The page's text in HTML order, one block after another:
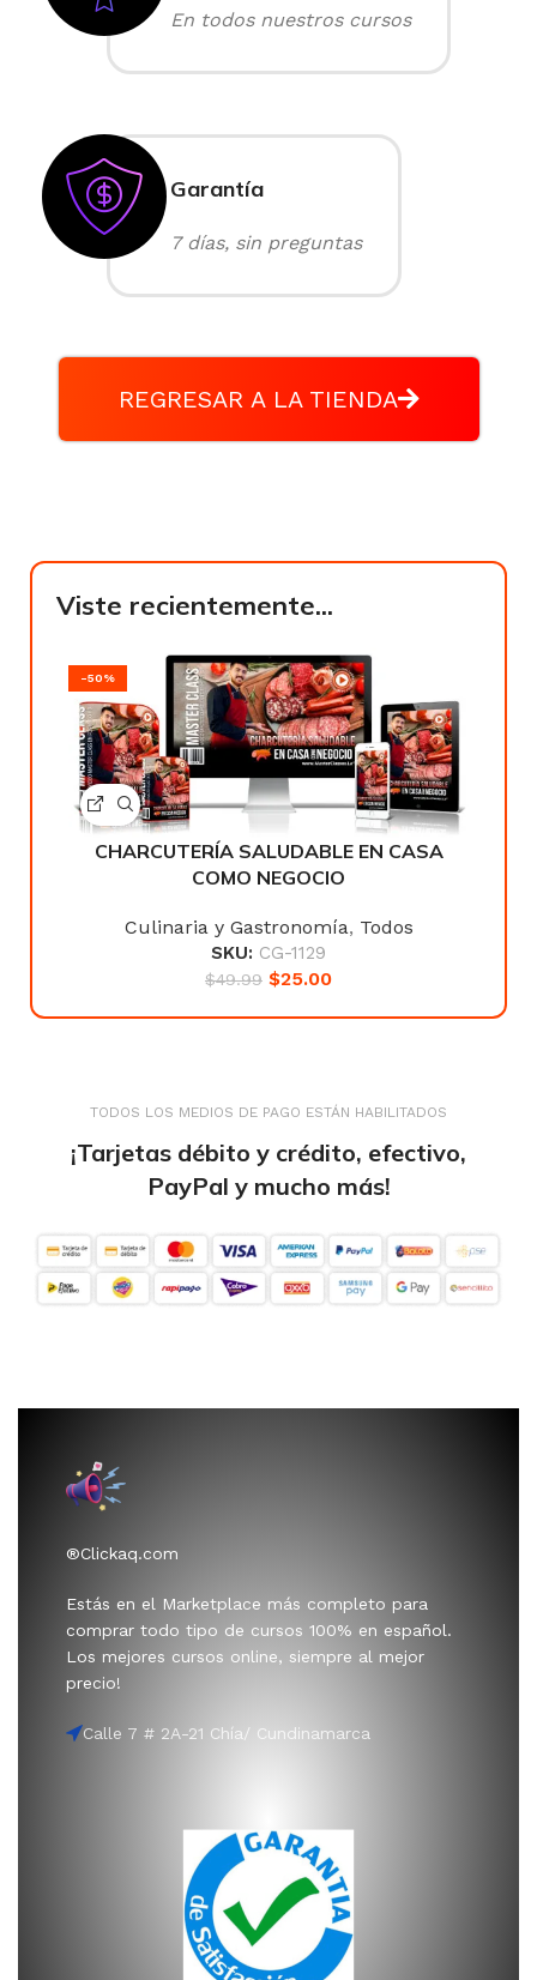
En todos nuestros cursos
Garantía
7 días, sin preguntas
REGRESAR A LA TIENDA
Viste recientemente...
-50%
CHARCUTERÍA SALUDABLE EN CASA
COMO NEGOCIO
Culinaria y Gastronomía, Todos
SKU: CG-1129
$49.99 $25.00
TODOS LOS MEDIOS DE PAGO ESTÁN HABILITADOS
¡Tarjetas débito y crédito, efectivo,
PayPal y mucho más!
®Clickaq.com
Estás en el Marketplace más completo para
comprar todo tipo de cursos 100% en español.
Los mejores cursos online, siempre al mejor
precio!
Calle 7 # 2A-21 Chía/ Cundinamarca